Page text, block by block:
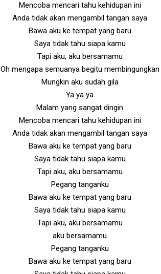
Mencoba mencari tahu kehidupan ini
Anda tidak akan mengambil tangan saya
Bawa aku ke tempat yang baru
Saya tidak tahu siapa kamu
Tapi aku, aku bersamamu
Oh mengapa semuanya begitu membingungkan
Mungkin aku sudah gila
Ya ya ya
Malam yang sangat dingin
Mencoba mencari tahu kehidupan ini
Anda tidak akan mengambil tangan saya
Bawa aku ke tempat yang baru
Saya tidak tahu siapa kamu
Tapi aku, aku bersamamu
Pegang tanganku
Bawa aku ke tempat yang baru
Saya tidak tahu siapa kamu
Tapi aku, aku bersamamu
aku bersamamu
Pegang tanganku
Bawa aku ke tempat yang baru